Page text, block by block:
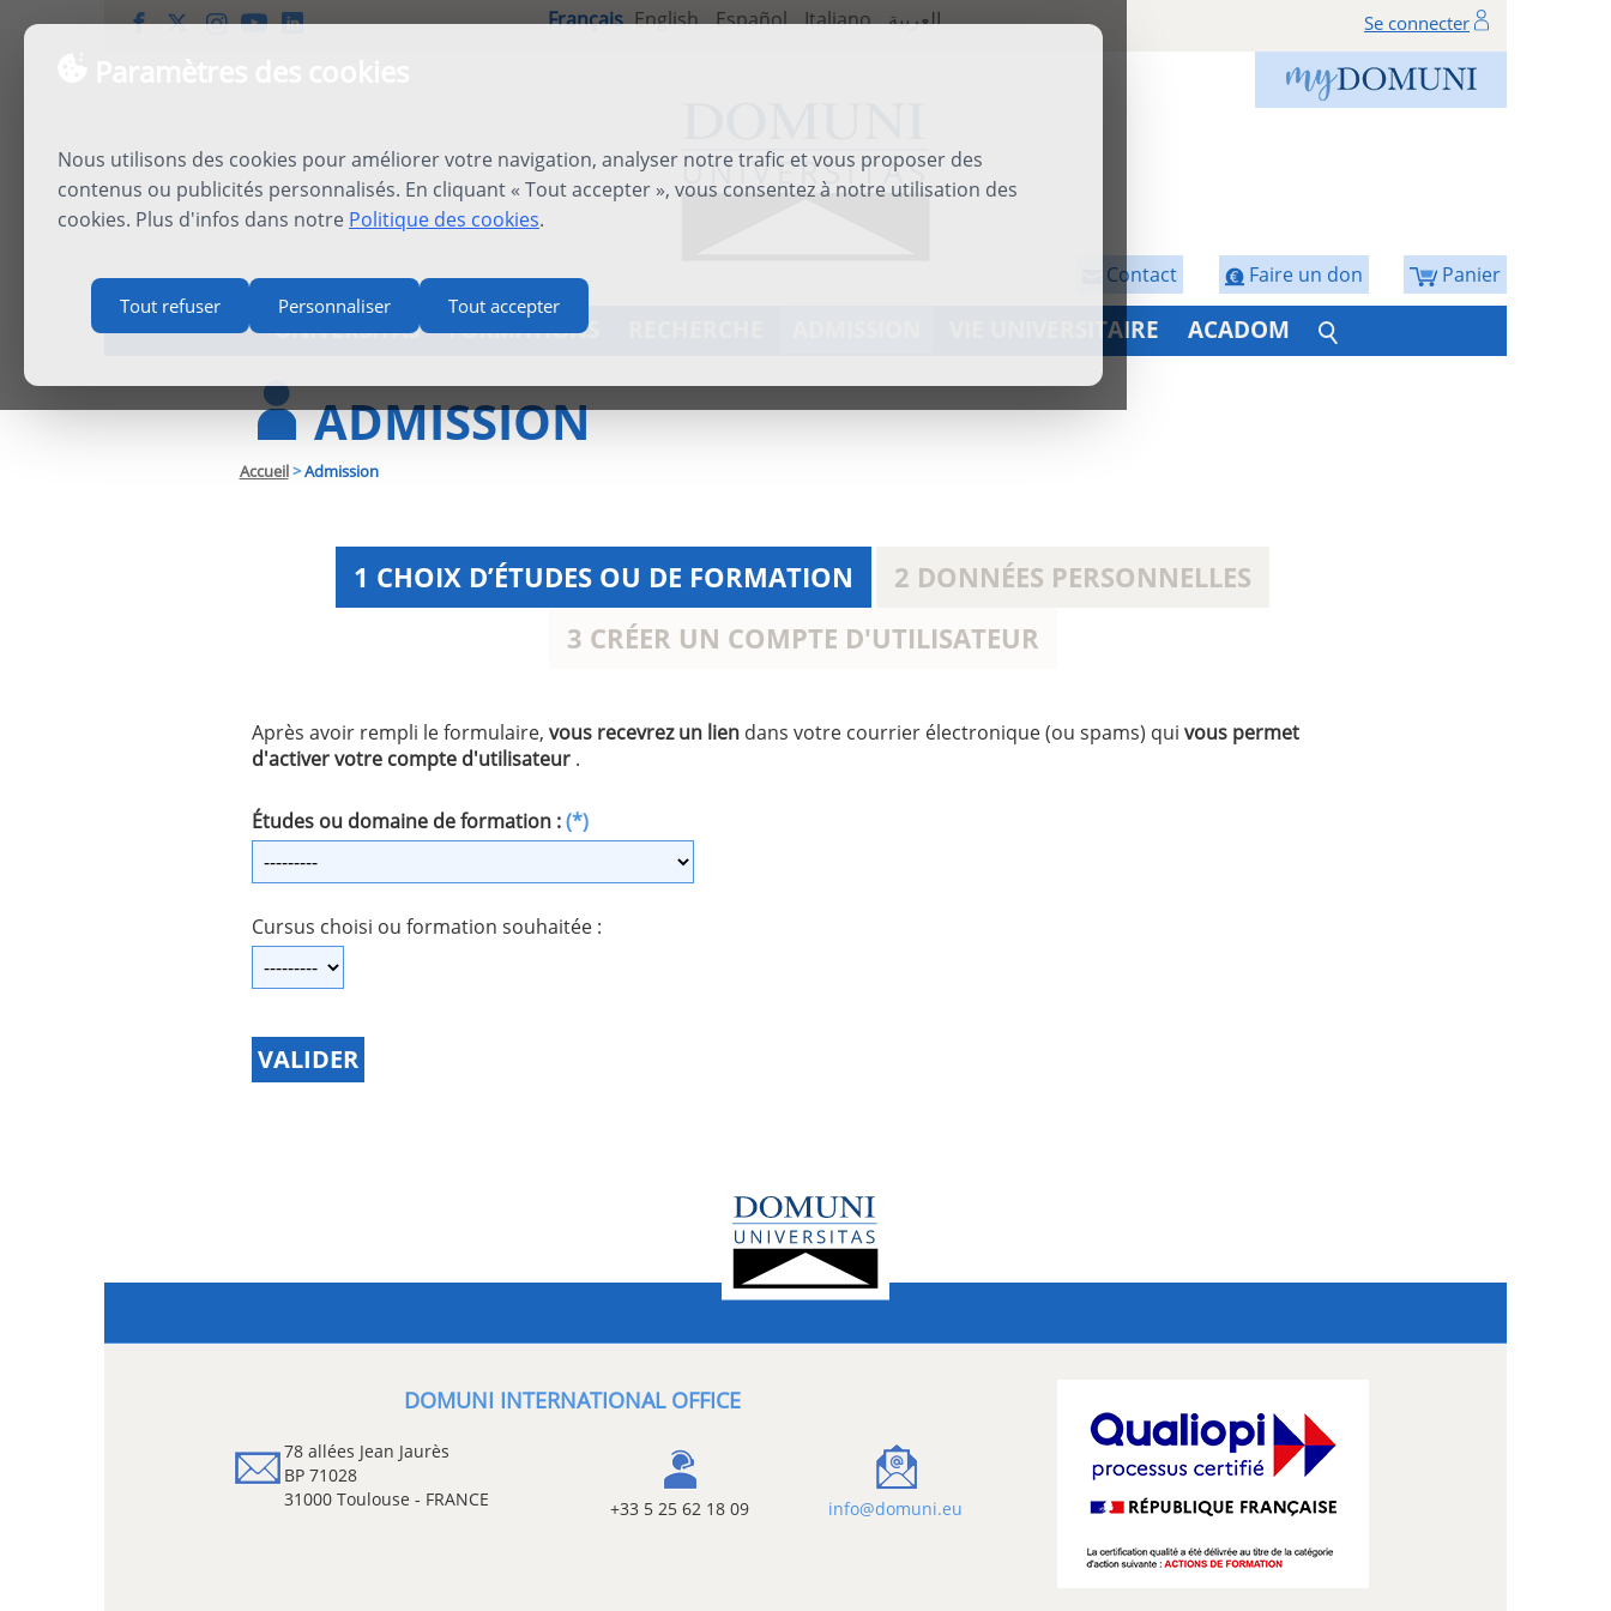
Nous utilisons des cookies pour améliorer votre navigation, analyser notre trafic et vous proposer des
contenus ou publicités personnalisés. En cliquant « Tout accepter », vous consentez à notre utilisation des
cookies. Plus d'infos dans notre Politique des cookies.
Tout refuser Personnaliser Tout accepter
Français English Español Italiano العربية Se connecter
Panier
Faire un don
Contact
UNIVERSITAS FORMATIONS VIE UNIVERSITAIRE ACADOM
ADMISSION
Accueil>Admission
1 CHOIX D’ÉTUDES OU DE FORMATION
2 DONNÉES PERSONNELLES
3 CRÉER UN COMPTE D'UTILISATEUR
Après avoir rempli le formulaire, vous recevrez un lien dans votre courrier électronique (ou spams) qui vous permet
d'activer votre compte d'utilisateur .
Études ou domaine de formation :(*)
Cursus choisi ou formation souhaitée :
VALIDER
DOMUNI INTERNATIONAL OFFICE
78 allées Jean Jaurès
BP 71028
31000 Toulouse - FRANCE
+33 5 25 62 18 09 info@domuni.eu